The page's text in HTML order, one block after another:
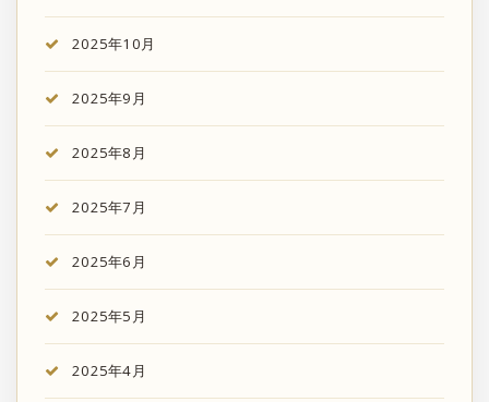
2025年10月
2025年9月
2025年8月
2025年7月
2025年6月
2025年5月
2025年4月